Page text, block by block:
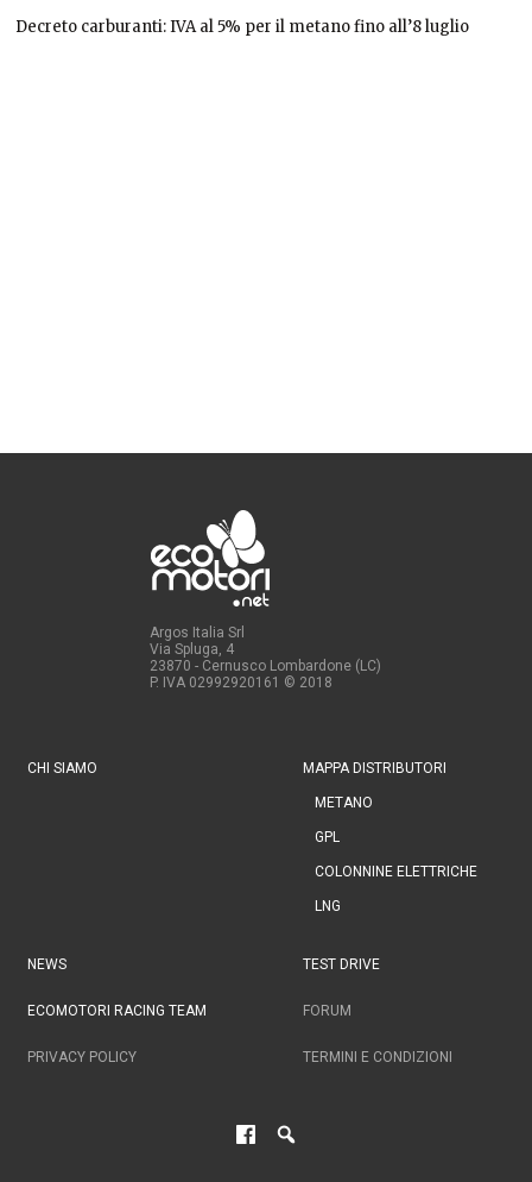
Decreto carburanti: IVA al 5% per il metano fino all’8 luglio
Argos Italia Srl
Via Spluga, 4
23870 - Cernusco Lombardone (LC)
P. IVA 02992920161 © 2018
CHI SIAMO MAPPA DISTRIBUTORI
METANO
GPL
COLONNINE ELETTRICHE
LNG
NEWS TEST DRIVE
ECOMOTORI RACING TEAM FORUM
PRIVACY POLICY TERMINI E CONDIZIONI